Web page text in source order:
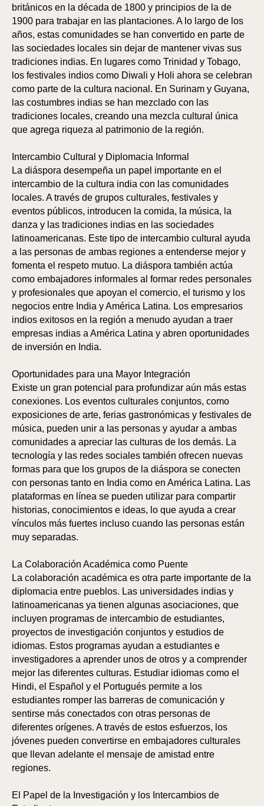
británicos en la década de 1800 y principios de la de
1900 para trabajar en las plantaciones. A lo largo de los
años, estas comunidades se han convertido en parte de
las sociedades locales sin dejar de mantener vivas sus
tradiciones indias. En lugares como Trinidad y Tobago,
los festivales indios como Diwali y Holi ahora se celebran
como parte de la cultura nacional. En Surinam y Guyana,
las costumbres indias se han mezclado con las
tradiciones locales, creando una mezcla cultural única
que agrega riqueza al patrimonio de la región.
Intercambio Cultural y Diplomacia Informal
La diáspora desempeña un papel importante en el
intercambio de la cultura india con las comunidades
locales. A través de grupos culturales, festivales y
eventos públicos, introducen la comida, la música, la
danza y las tradiciones indias en las sociedades
latinoamericanas. Este tipo de intercambio cultural ayuda
a las personas de ambas regiones a entenderse mejor y
fomenta el respeto mutuo. La diáspora también actúa
como embajadores informales al formar redes personales
y profesionales que apoyan el comercio, el turismo y los
negocios entre India y América Latina. Los empresarios
indios exitosos en la región a menudo ayudan a traer
empresas indias a América Latina y abren oportunidades
de inversión en India.
Oportunidades para una Mayor Integración
Existe un gran potencial para profundizar aún más estas
conexiones. Los eventos culturales conjuntos, como
exposiciones de arte, ferias gastronómicas y festivales de
música, pueden unir a las personas y ayudar a ambas
comunidades a apreciar las culturas de los demás. La
tecnología y las redes sociales también ofrecen nuevas
formas para que los grupos de la diáspora se conecten
con personas tanto en India como en América Latina. Las
plataformas en línea se pueden utilizar para compartir
historias, conocimientos e ideas, lo que ayuda a crear
vínculos más fuertes incluso cuando las personas están
muy separadas.
La Colaboración Académica como Puente
La colaboración académica es otra parte importante de la
diplomacia entre pueblos. Las universidades indias y
latinoamericanas ya tienen algunas asociaciones, que
incluyen programas de intercambio de estudiantes,
proyectos de investigación conjuntos y estudios de
idiomas. Estos programas ayudan a estudiantes e
investigadores a aprender unos de otros y a comprender
mejor las diferentes culturas. Estudiar idiomas como el
Hindi, el Español y el Portugués permite a los
estudiantes romper las barreras de comunicación y
sentirse más conectados con otras personas de
diferentes orígenes. A través de estos esfuerzos, los
jóvenes pueden convertirse en embajadores culturales
que llevan adelante el mensaje de amistad entre
regiones.
El Papel de la Investigación y los Intercambios de